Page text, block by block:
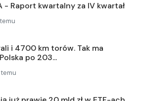
- Raport kwartalny za IV kwartał
i 4700 km torów. Tak ma
po 203...